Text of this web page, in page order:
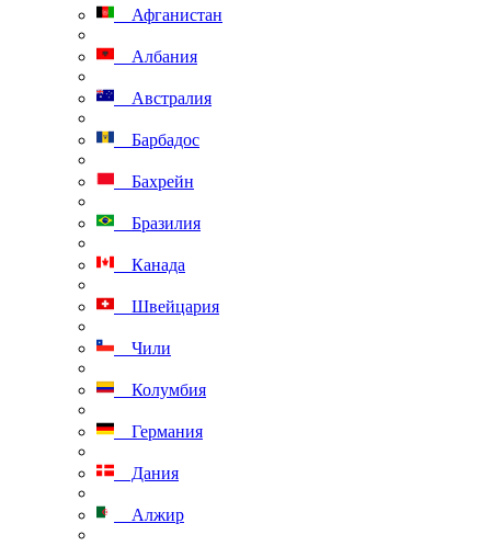
Афганистан
Албания
Австралия
Барбадос
Бахрейн
Бразилия
Канада
Швейцария
Чили
Колумбия
Германия
Дания
Алжир